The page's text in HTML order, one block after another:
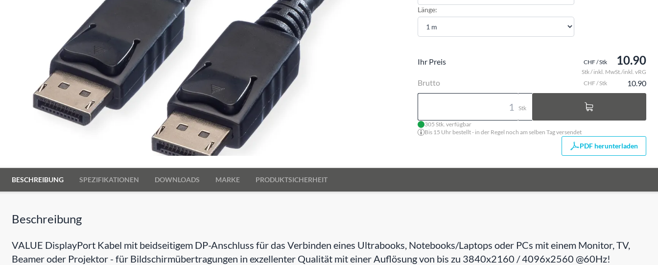
Länge:
Ihr Preis CHF / Stk 10.90
Stk / inkl. MwSt./inkl. vRG
Brutto CHF / Stk 10.90
Stk
305 Stk. verfügbar
Bis 15 Uhr bestellt - in der Regel noch am selben Tag versendet
PDF herunterladen
BESCHREIBUNG SPEZIFIKATIONEN DOWNLOADS MARKE PRODUKTSICHERHEIT
Beschreibung
VALUE DisplayPort Kabel mit beidseitigem DP-Anschluss für das Verbinden eines Ultrabooks, Notebooks/Laptops oder PCs mit einem Monitor, TV,
Beamer oder Projektor - für Bildschirmübertragungen in exzellenter Qualität mit einer Auflösung von bis zu 3840x2160 / 4096x2560 @60Hz!